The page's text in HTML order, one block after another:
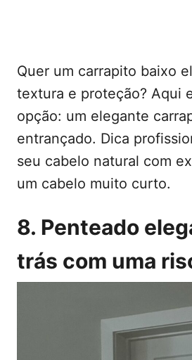
Quer um carrapito baixo
textura e proteção? Aqui
opção: um elegante
entrançado. Dica
seu cabelo natural com
um cabelo muito curto.
8. Penteado
trás com uma